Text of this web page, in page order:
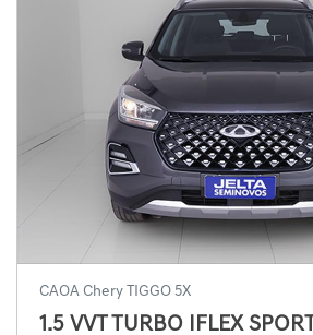
CAOA Chery TIGGO 5X
1.5 VVT TURBO IFLEX SPORT